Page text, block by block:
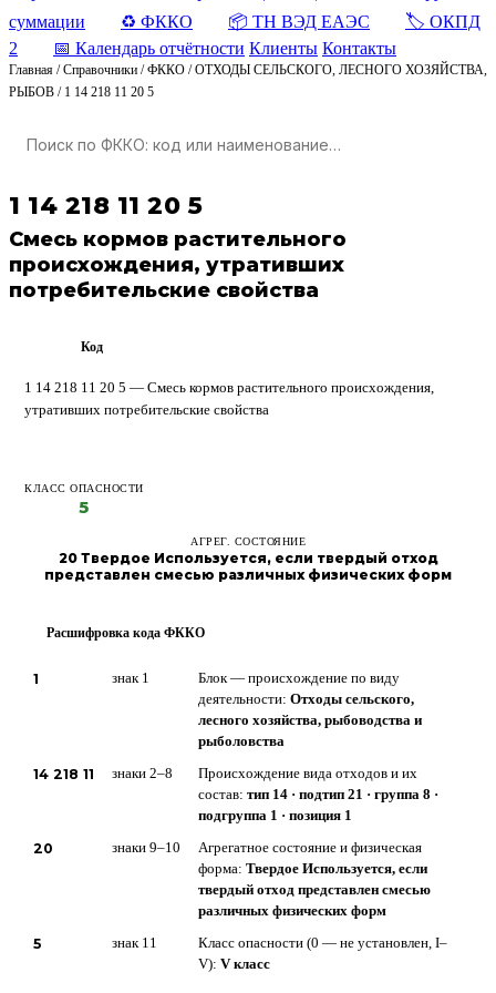
суммации
♻️ ФККО 📦 ТН ВЭД ЕАЭС
🏷️ ОКПД
2
📅 Календарь отчётности Клиенты Контакты
Главная /Справочники /ФККО /ОТХОДЫ СЕЛЬСКОГО, ЛЕСНОГО ХОЗЯЙСТВА,
РЫБОВ / 1 14 218 11 20 5
1 14 218 11 20 5
Смесь кормов растительного
происхождения, утративших
потребительские свойства
Код
1 14 218 11 20 5 — Смесь кормов растительного происхождения,
утративших потребительские свойства
КЛАСС ОПАСНОСТИ
5
АГРЕГ. СОСТОЯНИЕ
20 Твердое Используется, если твердый отход
представлен смесью различных физических форм
Расшифровка кода ФККО
1 знак 1
Блок — происхождение по виду
деятельности: Отходы сельского,
лесного хозяйства, рыбоводства и
рыболовства
14 218 11 знаки 2–8
Происхождение вида отходов и их
состав: тип 14 · подтип 21 · группа 8 ·
подгруппа 1 · позиция 1
20 знаки 9–10
Агрегатное состояние и физическая
форма: Твердое Используется, если
твердый отход представлен смесью
различных физических форм
5 знак 11
Класс опасности (0 — не установлен, I–
V): V класс